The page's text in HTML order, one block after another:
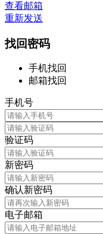
查看邮箱
重新发送
找回密码
手机找回
邮箱找回
手机号
验证码
新密码
确认新密码
电子邮箱